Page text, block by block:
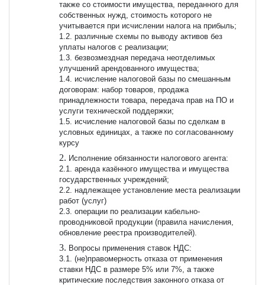
также со стоимости имущества, переданного для
собственных нужд, стоимость которого не
учитывается при исчислении налога на прибыль;
1.2. различные схемы по выводу активов без
уплаты налогов с реализации;
1.3. безвозмездная передача неотделимых
улучшений арендованного имущества;
1.4. исчисление налоговой базы по смешанным
договорам: набор товаров, продажа
принадлежности товара, передача прав на ПО и
услуги технической поддержки;
1.5. исчисление налоговой базы по сделкам в
условных единицах, а также по согласованному
курсу
Исполнение обязанности налогового агента:
2.1. аренда казённого имущества и имущества
государственных учреждений;
2.2. надлежащее установление места реализации
работ (услуг)
2.3. операции по реализации кабельно-
проводниковой продукции (правила начисления,
обновление реестра производителей).
Вопросы применения ставок НДС:
3.1. (не)правомерность отказа от применения
ставки НДС в размере 5% или 7%, а также
критические последствия законного отказа от